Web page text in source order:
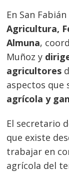
En San
Agricultura,
Almuna,
Muñoz y
agricultores
aspectos que
agrícola y
El secretario
que existe
trabajar en
agrícola del